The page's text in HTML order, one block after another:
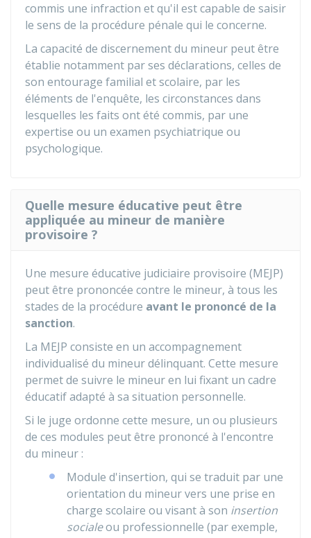
commis une infraction et qu'il est capable de saisir
le sens de la procédure pénale qui le concerne.
La capacité de discernement du mineur peut être
établie notamment par ses déclarations, celles de
son entourage familial et scolaire, par les
éléments de l'enquête, les circonstances dans
lesquelles les faits ont été commis, par une
expertise ou un examen psychiatrique ou
psychologique.
Quelle mesure éducative peut être
appliquée au mineur de manière
provisoire ?
Une mesure éducative judiciaire provisoire (MEJP)
peut être prononcée contre le mineur, à tous les
stades de la procédure avant le prononcé de la
sanction.
La MEJP consiste en un accompagnement
individualisé du mineur délinquant. Cette mesure
permet de suivre le mineur en lui fixant un cadre
éducatif adapté à sa situation personnelle.
Si le juge ordonne cette mesure, un ou plusieurs
de ces modules peut être prononcé à l'encontre
du mineur :
Module d'insertion, qui se traduit par une
orientation du mineur vers une prise en
charge scolaire ou visant à son insertion
socialeou professionnelle (par exemple,